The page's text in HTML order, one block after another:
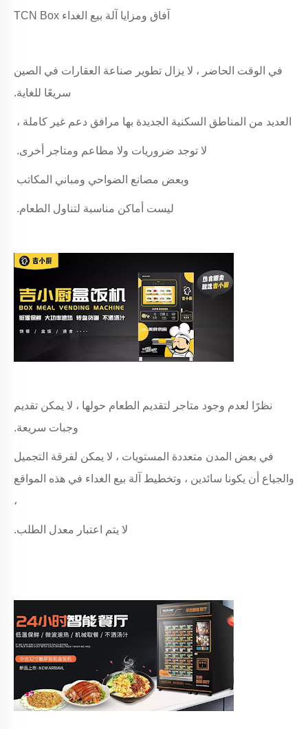
آفاق ومزايا آلة بيع الغداء TCN Box
في الوقت الحاضر ، لا يزال تطوير صناعة العقارات في الصين
سريعًا للغاية.
العديد من المناطق السكنية الجديدة بها مرافق دعم غير كاملة ،
لا توجد ضروريات ولا مطاعم ومتاجر أخرى.
وبعض مصانع الضواحي ومباني المكاتب
ليست أماكن مناسبة لتناول الطعام.
نظرًا لعدم وجود متاجر لتقديم الطعام حولها ، لا يمكن تقديم
وجبات سريعة.
في بعض المدن متعددة المستويات ، لا يمكن لفرقة التجميل
والجياع أن يكونا سائدين ، وتخطيط آلة بيع الغداء في هذه المواقع
،
لا يتم اعتبار معدل الطلب.